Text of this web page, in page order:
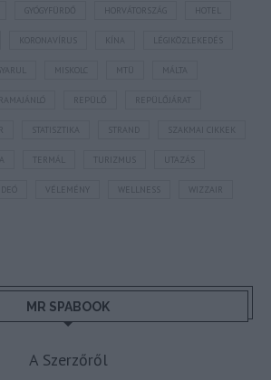
HORVÁTORSZÁG HOTEL
LÉGIKÖZLEKEDÉS
MTÜ MÁLTA
REPÜLŐJÁRAT
STATISZTIKA STRAND SZAKMAI CIKKEK
TERMÁL TURIZMUS UTAZÁS
WIZZAIR
MR SPABOOK
A Szerzőről